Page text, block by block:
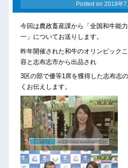
Posted on 2018年7
今回は農政畜産課から「全国和牛能
一」についてお送りします。
昨年開催された和牛のオリンピック
容と志布志市から出品され
3区の部で優等1席を獲得した志布志
くお伝えします。